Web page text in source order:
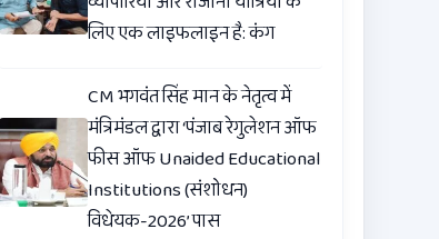
लिए एक लाइफलाइन है: कंग
CM भगवंत सिंह मान के नेतृत्व में
मंत्रिमंडल द्वारा ‘पंजाब रेगुलेशन ऑफ
फीस ऑफ Unaided Educational
Institutions (संशोधन)
विधेयक-2026’ पास